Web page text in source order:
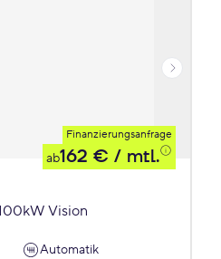
Finanzierungsanfrage
ab162 € / mtl.
Vision
Automatik